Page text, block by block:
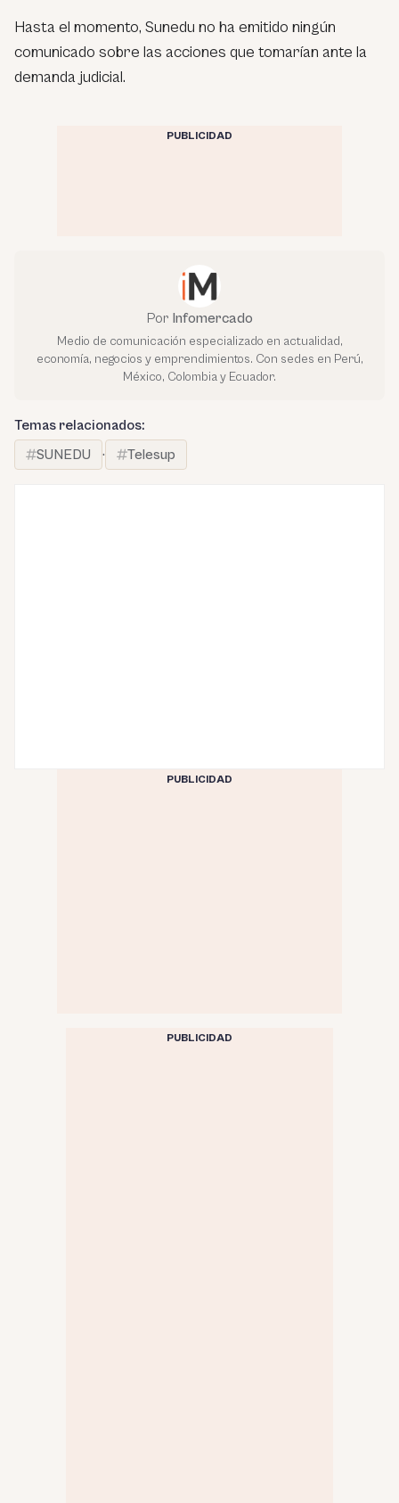
Hasta el momento, Sunedu no ha emitido ningún
comunicado sobre las acciones que tomarían ante la
demanda judicial.
PUBLICIDAD
Por Infomercado
Medio de comunicación especializado en actualidad,
economía, negocios y emprendimientos. Con sedes en Perú,
México, Colombia y Ecuador.
Temas relacionados:
SUNEDU
· Telesup
PUBLICIDAD
PUBLICIDAD